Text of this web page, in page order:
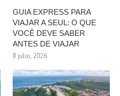
GUIA EXPRESS PARA
VIAJAR A SEUL: O QUE
VOCÊ DEVE SABER
ANTES DE VIAJAR
8 julio, 2026